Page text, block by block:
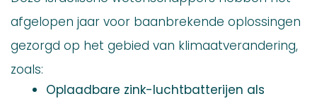
afgelopen jaar voor baanbrekende oplossingen
gezorgd op het gebied van klimaatverandering,
zoals:
Oplaadbare zink-luchtbatterijen als